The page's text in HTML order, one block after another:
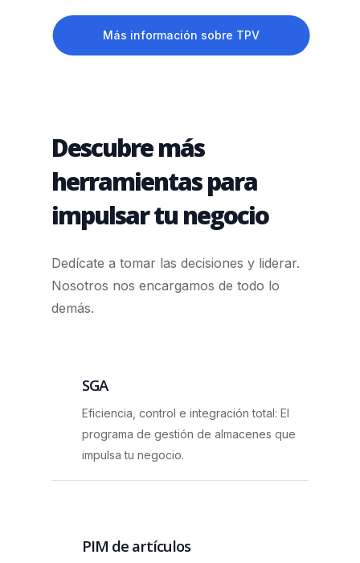
Más información sobre TPV
Descubre más
herramientas para
impulsar tu negocio
Dedícate a tomar las decisiones y liderar.
Nosotros nos encargamos de todo lo
demás.
SGA
Eficiencia, control e integración total: El
programa de gestión de almacenes que
impulsa tu negocio.
PIM de artículos